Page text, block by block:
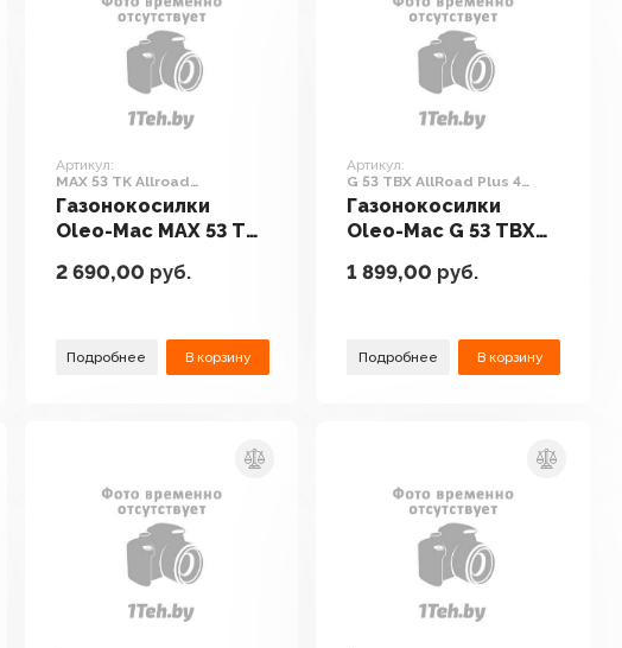
Артикул:
MAX 53 TK Allroad
Aluminium
Газонокосилки
Oleo-Mac MAX 53 TK
2 690,00 руб.
Подробнее В корзину
Артикул:
G 53 TBX AllRoad Plus 4
(2026)
Газонокосилки
Oleo-Mac G 53 TBX
1 899,00 руб.
Подробнее В корзину